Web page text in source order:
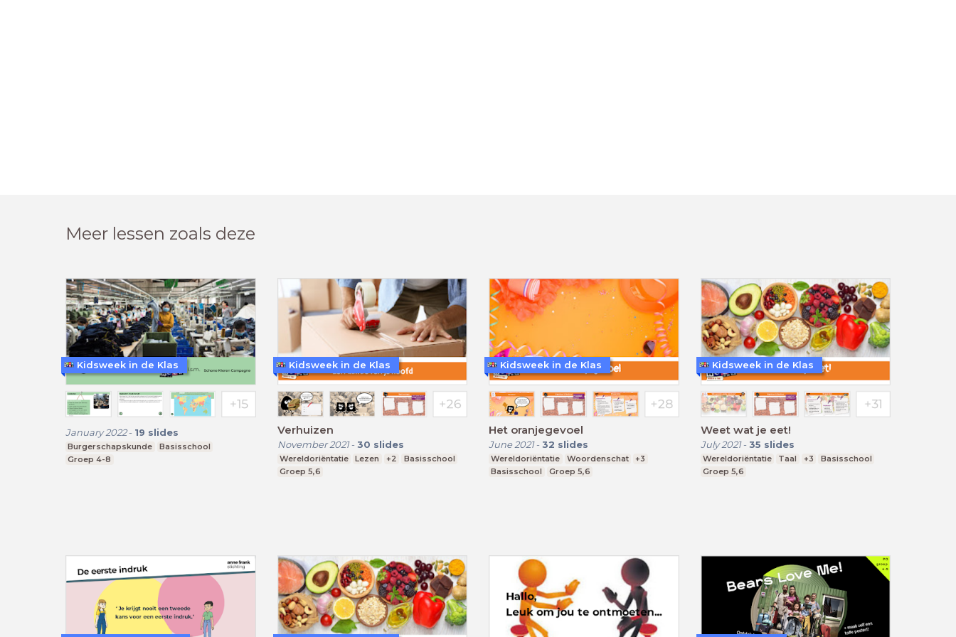
Meer lessen zoals deze
January 2022- 19 slides
Burgerschapskunde
Basisschool
Groep 4-8
Kidsweek in de Klas
Verhuizen
November 2021- 30 slides
Wereldoriëntatie Lezen +2
Basisschool
Groep 5,6
Kidsweek in de Klas
Het oranjegevoel
June 2021- 32 slides
Wereldoriëntatie Woordenschat
+3
Basisschool
Groep 5,6
Kidsweek in de Klas
Weet wat je eet!
July 2021- 35 slides
Wereldoriëntatie Taal +3
Basisschool
Groep 5,6
Kidsweek in de Klas